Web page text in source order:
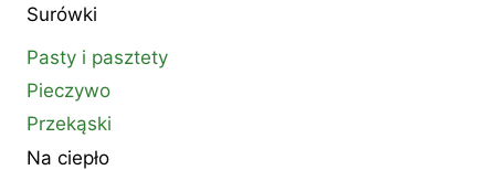
Surówki
Pasty i pasztety
Pieczywo
Przekąski
Na ciepło